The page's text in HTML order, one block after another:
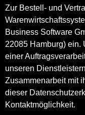
Zur Bestell- und
Business Software
22085 Hamburg) ein.
einer
unseren
Zusammenarbeit mit
dieser
Kontaktmöglichkeit.